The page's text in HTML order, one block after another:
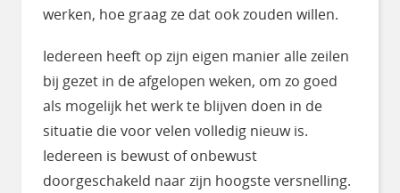
werken, hoe graag ze dat ook zouden willen.
Iedereen heeft op zijn eigen manier alle zeilen
bij gezet in de afgelopen weken, om zo goed
als mogelijk het werk te blijven doen in de
situatie die voor velen volledig nieuw is.
Iedereen is bewust of onbewust
doorgeschakeld naar zijn hoogste versnelling.